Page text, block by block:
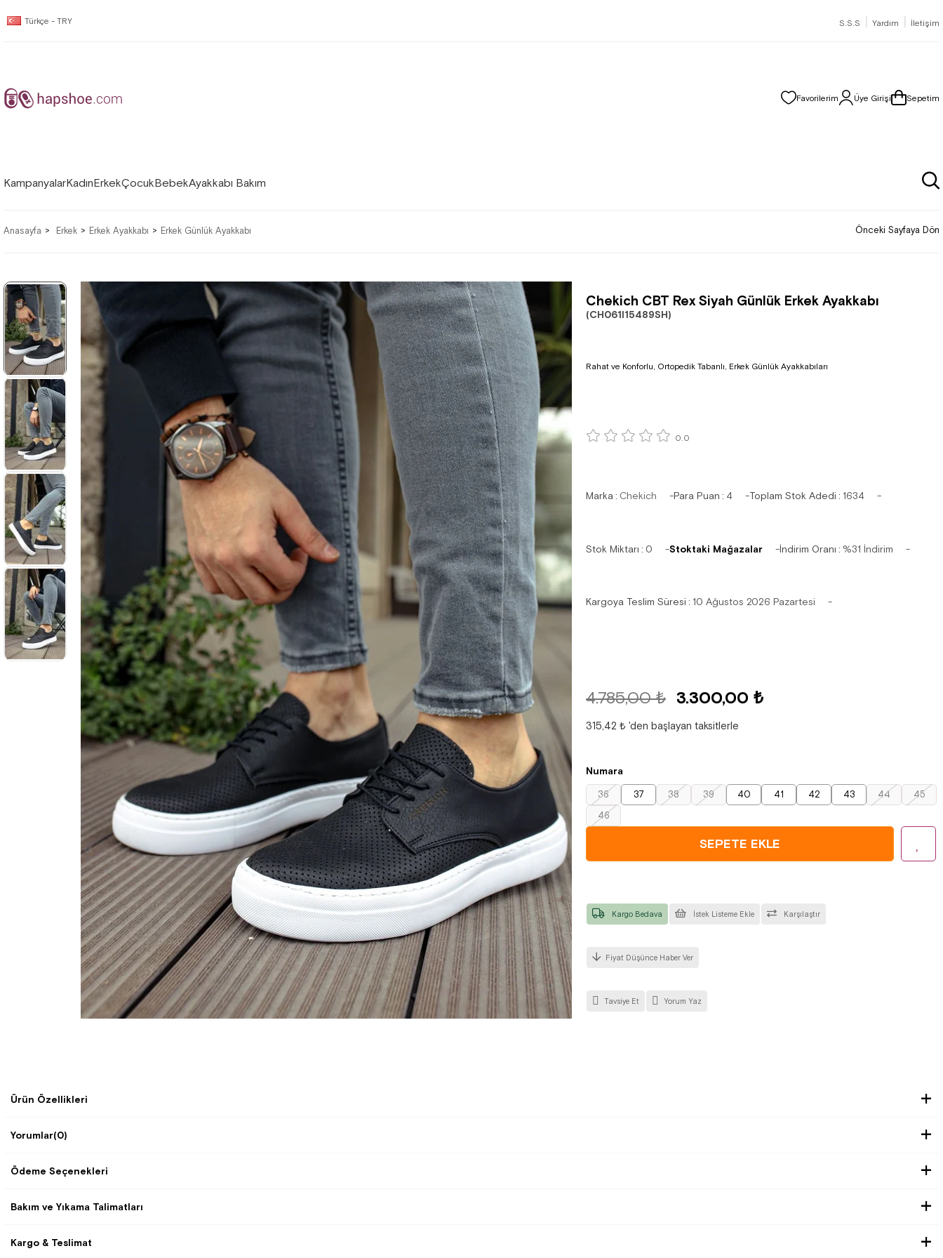
Türkçe - TRY S.S.S | Yardım | İletişim
Favorilerim Üye Girişi Sepetim
KampanyalarKadınErkekÇocukBebekAyakkabı Bakım
Anasayfa Erkek Erkek Ayakkabı Erkek Günlük Ayakkabı Önceki Sayfaya Dön
Chekich CBT Rex Siyah Günlük Erkek Ayakkabı
(CH061I15489SH)
Rahat ve Konforlu, Ortopedik Tabanlı, Erkek Günlük Ayakkabıları
0.0
Marka: Chekich Para Puan : 4 Toplam Stok Adedi : 1634
Stok Miktarı : 0 Stoktaki Mağazalar İndirim Oranı : %31 İndirim
Kargoya Teslim Süresi : 10 Ağustos 2026 Pazartesi
4.785,00 ₺ 3.300,00 ₺
315,42 ₺ 'den başlayan taksitlerle
Numara
36 37 38 39 40 41 42 43 44
45
46
İstek Listeme Ekle Karşılaştır
Fiyat Düşünce Haber Ver
Kargo Bedava
Tavsiye Et Yorum Yaz
Ürün Özellikleri
Yorumlar(0)
Ödeme Seçenekleri
Bakım ve Yıkama Talimatları
Kargo & Teslimat